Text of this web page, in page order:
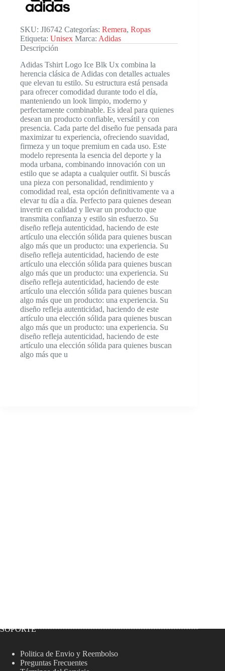
cantidad
SKU: JI6742 Categorías: Remera, Ropas
Etiqueta: Unisex Marca: Adidas
Descripción
Adidas Tshirt Logo Ice Blk Ux combina la
herencia clásica de Adidas con detalles actuales
que elevan tu estilo. Su estructura está pensada
para ofrecer comodidad durante todo el día,
manteniendo un look limpio, moderno y
perfectamente combinable. Es ideal para quienes
desean un producto confiable, versátil y con
presencia. Cada parte del diseño fue pensada para
maximizar tu experiencia, ofreciendo suavidad,
firmeza y un toque premium en cada uso. Este
modelo representa la esencia del deporte y la
moda urbana, combinando innovación con un
estilo que se adapta a cualquier outfit. Si buscás
una pieza con personalidad, rendimiento y
comodidad real, esta opción definitivamente va a
elevar tu día a día. Perfecto para quienes desean
invertir en calidad y llevar un producto que
transmita confianza y estilo sin esfuerzo. Su
diseño refleja autenticidad, haciendo de este
artículo una elección sólida para quienes buscan
algo más que un producto: una experiencia. Su
diseño refleja autenticidad, haciendo de este
artículo una elección sólida para quienes buscan
algo más que un producto: una experiencia. Su
diseño refleja autenticidad, haciendo de este
artículo una elección sólida para quienes buscan
algo más que un producto: una experiencia. Su
diseño refleja autenticidad, haciendo de este
artículo una elección sólida para quienes buscan
algo más que un producto: una experiencia. Su
diseño refleja autenticidad, haciendo de este
artículo una elección sólida para quienes buscan
algo más que u
SOPORTE
Politica de Envio y Reembolso
Preguntas Frecuentes